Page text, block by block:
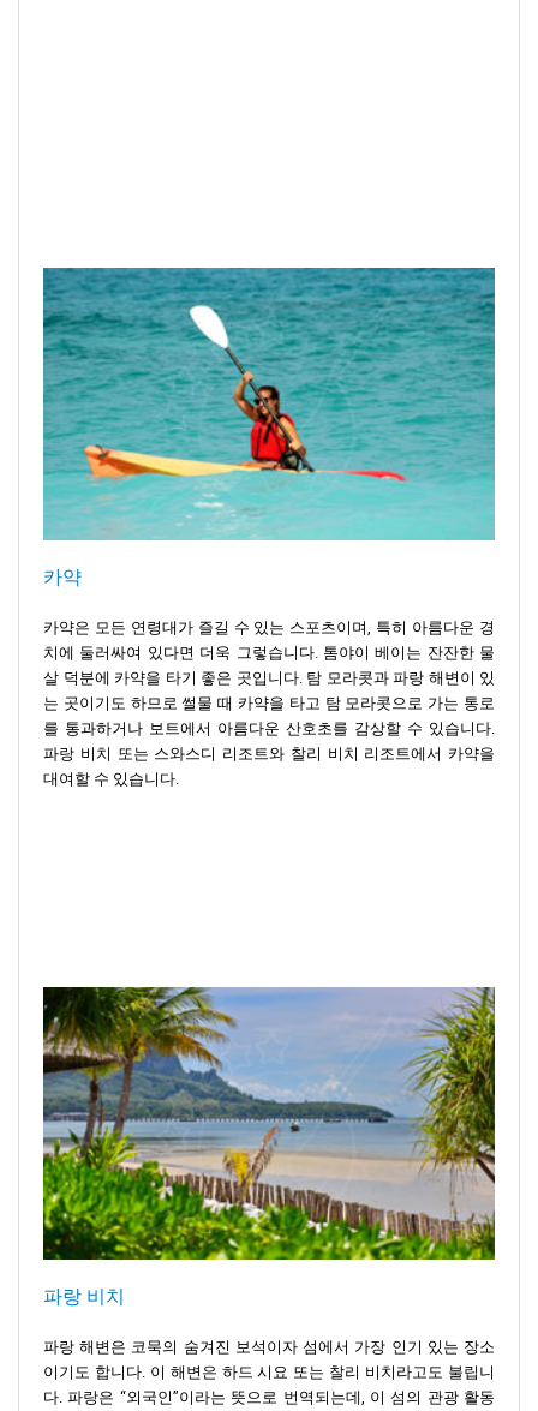
카약
카약은 모든 연령대가 즐길 수 있는 스포츠이며, 특히 아름다운 경
치에 둘러싸여 있다면 더욱 그렇습니다. 톰야이 베이는 잔잔한 물
살 덕분에 카약을 타기 좋은 곳입니다. 탐 모라콧과 파랑 해변이 있
는 곳이기도 하므로 썰물 때 카약을 타고 탐 모라콧으로 가는 통로
를 통과하거나 보트에서 아름다운 산호초를 감상할 수 있습니다.
파랑 비치 또는 스와스디 리조트와 찰리 비치 리조트에서 카약을
대여할 수 있습니다.
파랑 비치
파랑 해변은 코묵의 숨겨진 보석이자 섬에서 가장 인기 있는 장소
이기도 합니다. 이 해변은 하드 시요 또는 찰리 비치라고도 불립니
다. 파랑은 “외국인”이라는 뜻으로 번역되는데, 이 섬의 관광 활동